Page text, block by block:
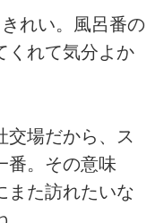
れい。風呂番の
くれて気分よか
場だから、ス
番。その意味
また訪れたいな